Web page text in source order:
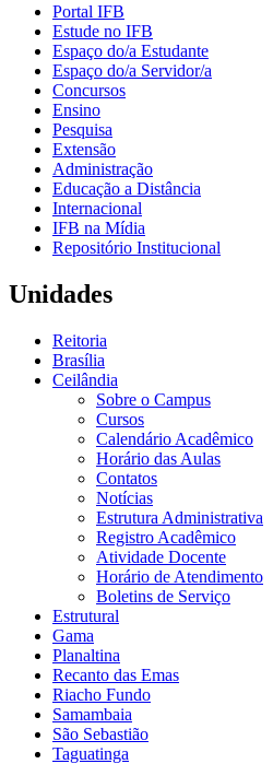
Portal IFB
Estude no IFB
Espaço do/a Estudante
Espaço do/a Servidor/a
Concursos
Ensino
Pesquisa
Extensão
Administração
Educação a Distância
Internacional
IFB na Mídia
Repositório Institucional
Unidades
Reitoria
Brasília
Ceilândia
Sobre o Campus
Cursos
Calendário Acadêmico
Horário das Aulas
Contatos
Notícias
Estrutura Administrativa
Registro Acadêmico
Atividade Docente
Horário de Atendimento
Boletins de Serviço
Estrutural
Gama
Planaltina
Recanto das Emas
Riacho Fundo
Samambaia
São Sebastião
Taguatinga